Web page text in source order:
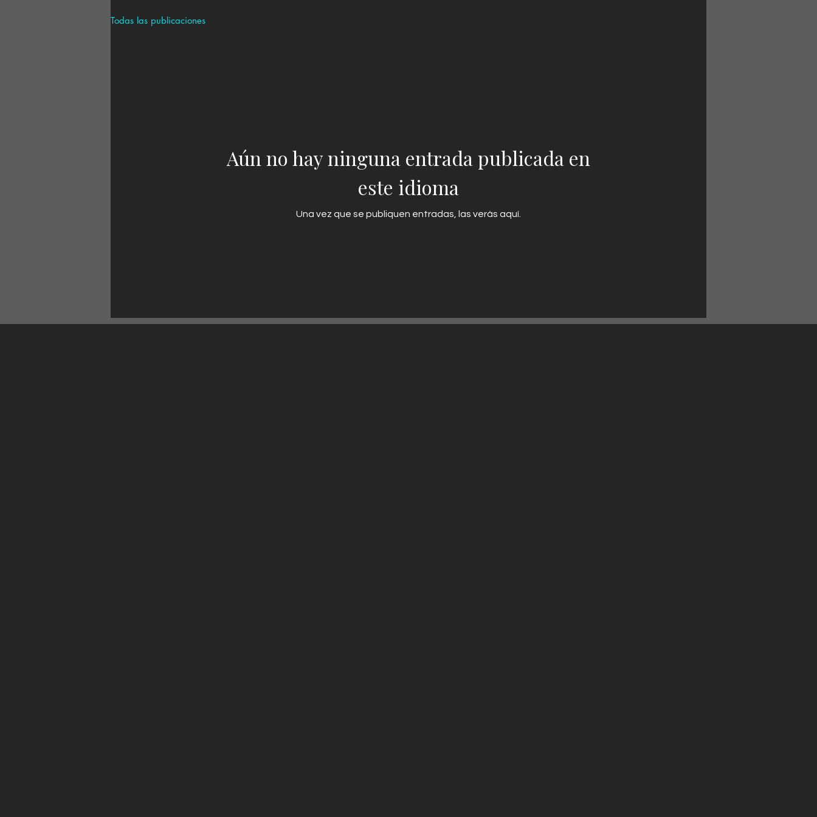
Todas las publicaciones
Aún no hay ninguna entrada publicada en
este idioma
Una vez que se publiquen entradas, las verás aquí.